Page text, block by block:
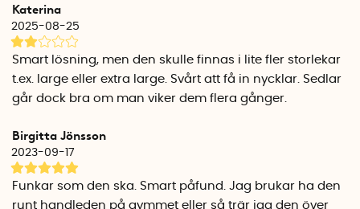
Bomull : Tillverkad i mjukt bomullstyg.
Om Smunchys
Smunchys är designade i USA och tillverkade av 100%
veganska material. Varje scrunchie är handgjord och det är
naturligt att placering av dragkedja, mönster och utseende
Smunchys etablerades 2020 i USA och blev snabbt en
succé. Idag säljs deras smarta scrunchies i över 20 länder.
Katerina
2025-08-25
Smart lösning, men den skulle finnas i lite fler storlekar
t.ex. large eller extra large. Svårt att få in nycklar. Sedlar
går dock bra om man viker dem flera gånger.
Birgitta Jönsson
2023-09-17
Funkar som den ska. Smart påfund. Jag brukar ha den
runt handleden på gymmet eller så trär jag den över